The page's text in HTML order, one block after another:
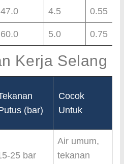
47.0 4.5 0.55
60.0 5.0 0.75
Kerja Selang
(bar)
Cocok
Untuk
25 bar
Air umum,
tekanan